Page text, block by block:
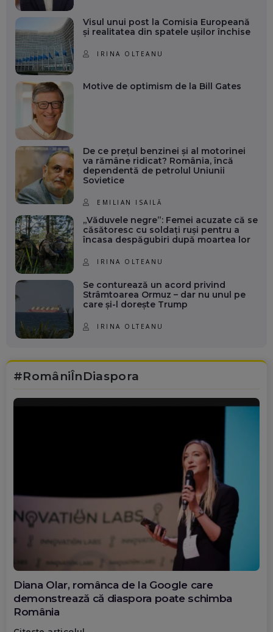
Visul unui post la Comisia Europeană
și realitatea din spatele ușilor închise
IRINA OLTEANU
Motive de optimism de la Bill Gates
De ce prețul benzinei și al motorinei
va rămâne ridicat? România, încă
dependentă de petrolul Uniunii
Sovietice
EMILIAN ISAILĂ
„Văduvele negre”: Femei acuzate că se
căsătoresc cu soldați ruși pentru a
încasa despăgubiri după moartea lor
IRINA OLTEANU
Se conturează un acord privind
Strâmtoarea Ormuz – dar nu unul pe
care și-l dorește Trump
IRINA OLTEANU
#RomâniÎnDiaspora
Diana Olar, românca de la Google care
demonstrează că diaspora poate schimba
România